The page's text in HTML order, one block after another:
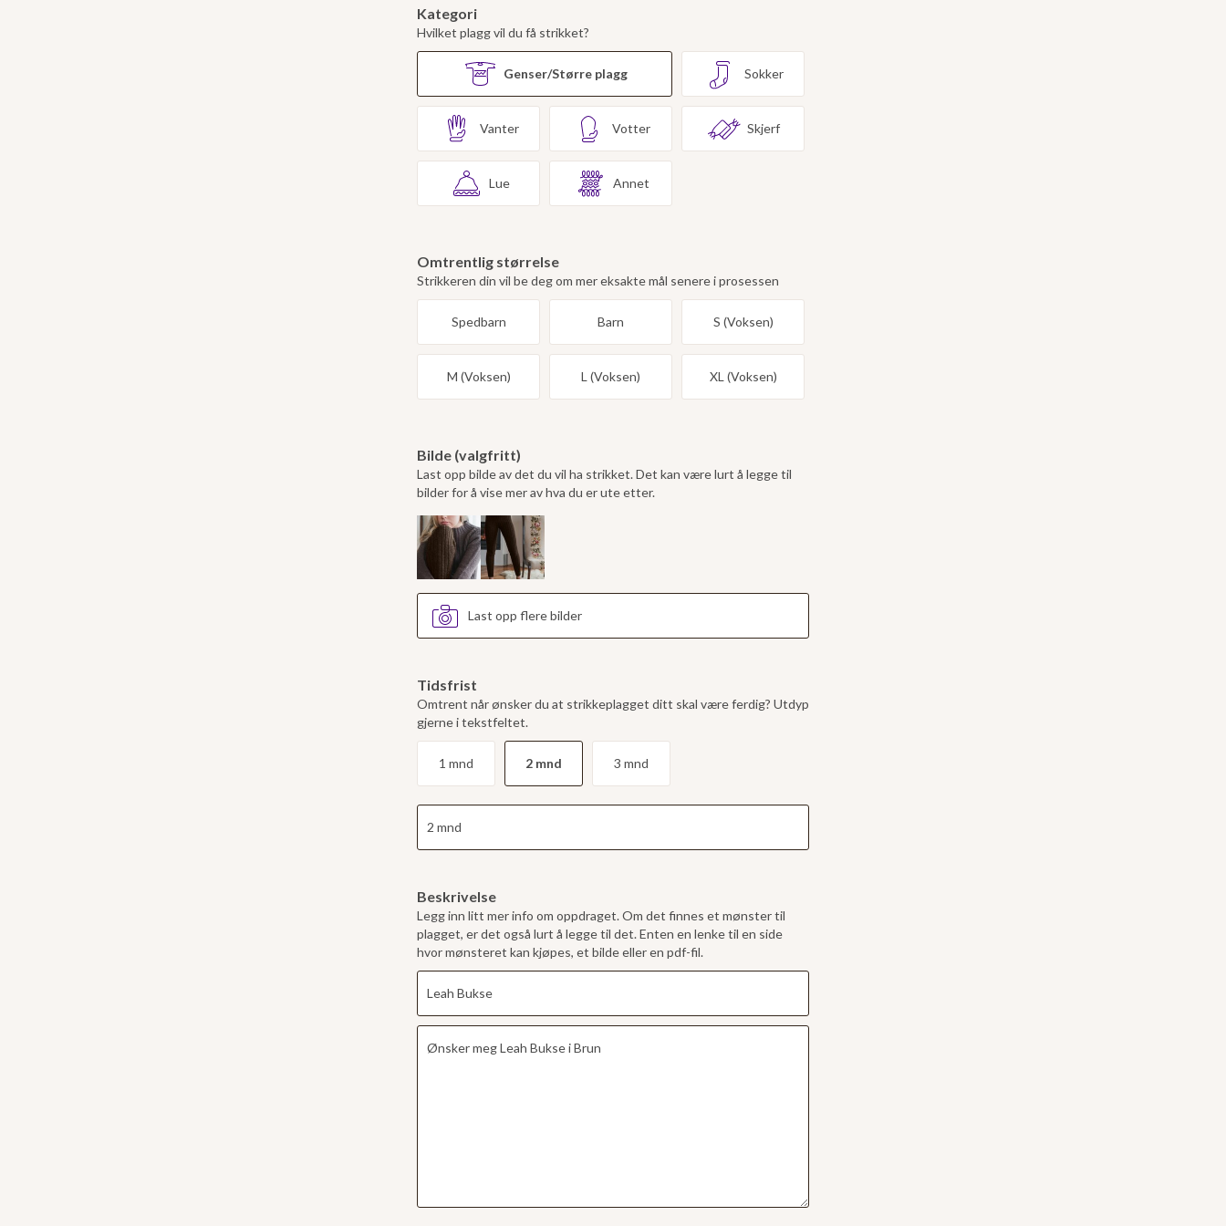
Kategori
Hvilket plagg vil du få strikket?
Genser/Større plagg Sokker
Vanter Votter Skjerf
Lue Annet
Omtrentlig størrelse
Strikkeren din vil be deg om mer eksakte mål senere i prosessen
Spedbarn Barn S (Voksen)
M (Voksen) L (Voksen) XL (Voksen)
Bilde (valgfritt)
Last opp bilde av det du vil ha strikket. Det kan være lurt å legge til
bilder for å vise mer av hva du er ute etter.
Last opp flere bilder
Tidsfrist
Omtrent når ønsker du at strikkeplagget ditt skal være ferdig? Utdyp
gjerne i tekstfeltet.
1 mnd 2 mnd 3 mnd
Beskrivelse
Legg inn litt mer info om oppdraget. Om det finnes et mønster til
plagget, er det også lurt å legge til det. Enten en lenke til en side
hvor mønsteret kan kjøpes, et bilde eller en pdf-fil.